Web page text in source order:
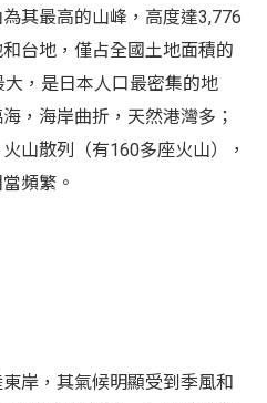
其最高的山峰，高度達3,776
台地，僅占全國土地面積的
，是日本人口最密集的地
，海岸曲折，天然港灣多；
山散列（有160多座火山），
頻繁。
岸，其氣候明顯受到季風和